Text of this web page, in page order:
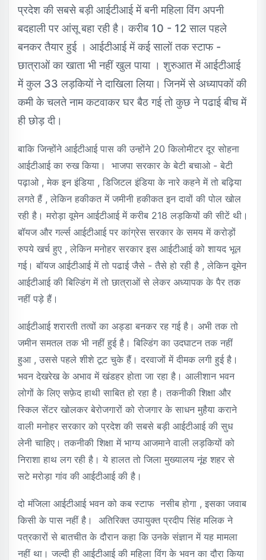
प्रदेश की सबसे बड़ी आईटीआई में बनी महिला विंग अपनी
बदहाली पर आंसू बहा रही है। करीब 10 - 12 साल पहले
बनकर तैयार हुई । आईटीआई में कई सालों तक स्टाफ -
छात्राओं का खाता भी नहीं खुल पाया । शुरुआत में आईटीआई
में कुल 33 लड़कियों ने दाखिला लिया। जिनमें से अध्यापकों की
कमी के चलते नाम कटवाकर घर बैठ गई तो कुछ ने पढाई बीच में
ही छोड़ दी।
बाकि जिन्होंने आईटीआई पास की उन्होंने 20 किलोमीटर दूर सोहना
आईटीआई का रुख किया। भाजपा सरकार के बेटी बचाओ - बेटी
पढ़ाओ , मेक इन इंडिया , डिजिटल इंडिया के नारे कहने में तो बढ़िया
लगते हैं , लेकिन हकीकत में जमीनी हकीकत इन दावों की पोल खोल
रही है। मरोड़ा वूमेन आईटीआई में करीब 218 लड़कियों की सीटें थी।
बॉयज और गर्ल्स आईटीआई पर कांग्रेस सरकार के समय में करोड़ों
रुपये खर्च हुए , लेकिन मनोहर सरकार इस आईटीआई को शायद भूल
गई। बॉयज आईटीआई में तो पढाई जैसे - तैसे हो रही है , लेकिन वूमेन
आईटीआई की बिल्डिंग में तो छात्राओं से लेकर अध्यापक के पैर तक
नहीं पड़े हैं।
आईटीआई शरारती तत्वों का अड्डा बनकर रह गई है। अभी तक तो
जमीन समतल तक भी नहीं हुई है। बिल्डिंग का उदघाटन तक नहीं
हुआ , उससे पहले शीशे टूट चुके हैं। दरवाजों में दीमक लगी हुई है।
भवन देखरेख के अभाव में खंडहर होता जा रहा है। आलीशान भवन
लोगों के लिए सफ़ेद हाथी साबित हो रहा है। तकनीकी शिक्षा और
स्किल सेंटर खोलकर बेरोजगारों को रोजगार के साधन मुहैया कराने
वाली मनोहर सरकार को प्रदेश की सबसे बड़ी आईटीआई की सुध
लेनी चाहिए। तकनीकी शिक्षा में भाग्य आजमाने वाली लड़कियों को
निराशा हाथ लग रही है। ये हालत तो जिला मुख्यालय नूंह शहर से
सटे मरोड़ा गांव की आईटीआई की है।
दो मंजिला आईटीआई भवन को कब स्टाफ नसीब होगा , इसका जवाब
किसी के पास नहीं है। अतिरिक्त उपायुक्त प्रदीप सिंह मलिक ने
पत्रकारों से बातचीत के दौरान कहा कि उनके संज्ञान में यह मामला
नहीं था। जल्दी ही आईटीआई की महिला विंग के भवन का दौरा किया